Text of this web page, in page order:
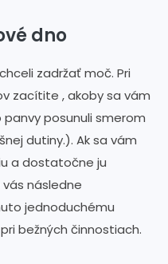
dno
zadržať moč. Pri
zacítite , akoby sa vám
posunuli smerom
dutiny.). Ak sa vám
a dostatočne ju
následne
jednoduchému
bežných činnostiach.